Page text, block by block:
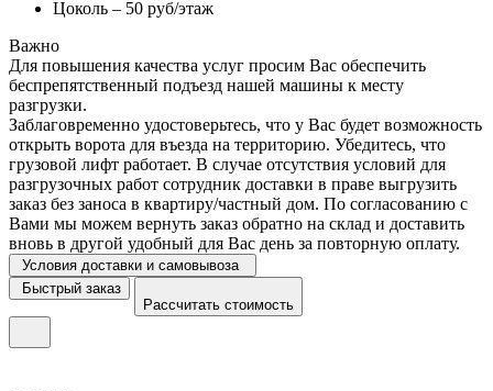
Цоколь – 50 руб/этаж
Важно
Для повышения качества услуг просим Вас обеспечить
беспрепятственный подъезд нашей машины к месту
разгрузки.
Заблаговременно удостоверьтесь, что у Вас будет возможность
открыть ворота для въезда на территорию. Убедитесь, что
грузовой лифт работает. В случае отсутствия условий для
разгрузочных работ сотрудник доставки в праве выгрузить
заказ без заноса в квартиру/частный дом. По согласованию с
Вами мы можем вернуть заказ обратно на склад и доставить
вновь в другой удобный для Вас день за повторную оплату.
Условия доставки и самовывоза
Быстрый заказ
Рассчитать стоимость